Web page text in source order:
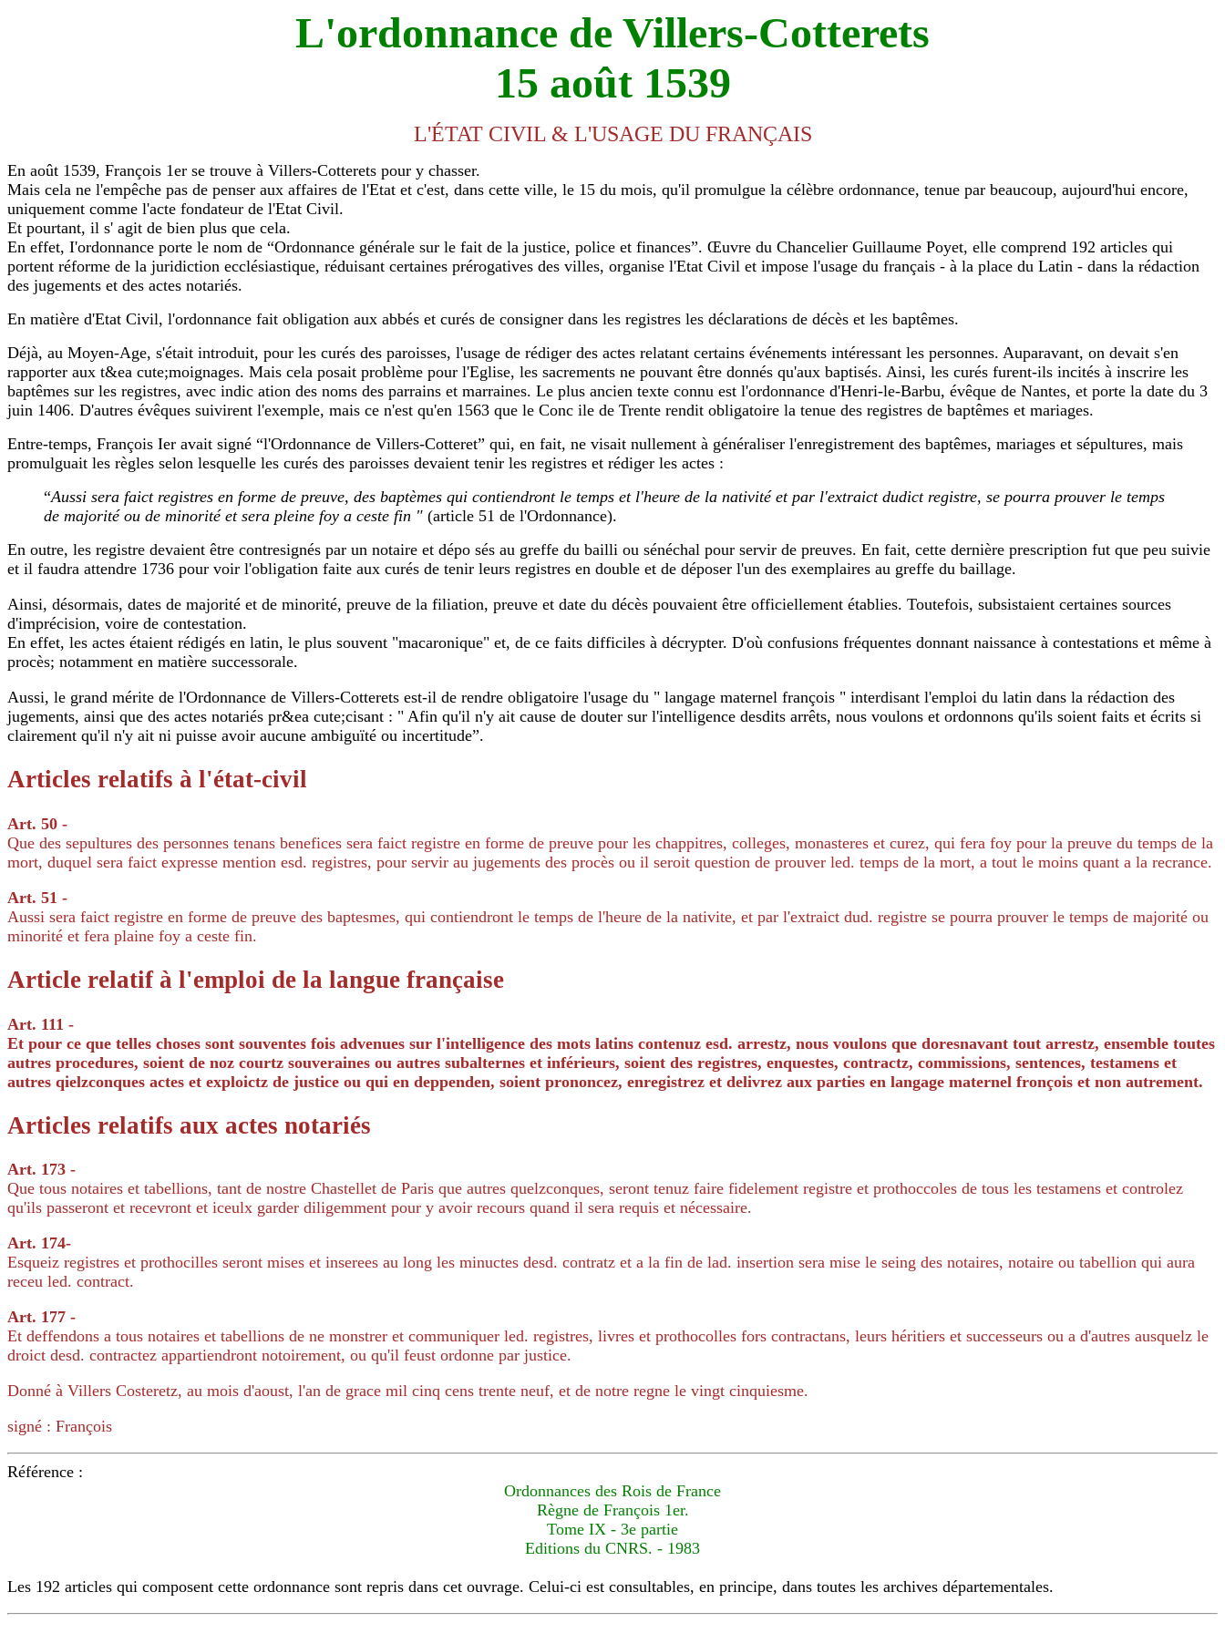
L'ordonnance de Villers-Cotterets
15 août 1539
L'ÉTAT CIVIL & L'USAGE DU FRANÇAIS
En août 1539, François 1er se trouve à Villers-Cotterets pour y chasser.
Mais cela ne l'empêche pas de penser aux affaires de l'Etat et c'est, dans cette ville, le 15 du mois, qu'il promulgue la célèbre ordonnance, tenue par beaucoup, aujourd'hui encore,
uniquement comme l'acte fondateur de l'Etat Civil.
Et pourtant, il s' agit de bien plus que cela.
En effet, I'ordonnance porte le nom de “Ordonnance générale sur le fait de la justice, police et finances”. Œuvre du Chancelier Guillaume Poyet, elle comprend 192 articles qui
portent réforme de la juridiction ecclésiastique, réduisant certaines prérogatives des villes, organise l'Etat Civil et impose l'usage du français - à la place du Latin - dans la rédaction
des jugements et des actes notariés.
En matière d'Etat Civil, l'ordonnance fait obligation aux abbés et curés de consigner dans les registres les déclarations de décès et les baptêmes.
Déjà, au Moyen-Age, s'était introduit, pour les curés des paroisses, l'usage de rédiger des actes relatant certains événements intéressant les personnes. Auparavant, on devait s'en
rapporter aux t&ea cute;moignages. Mais cela posait problème pour l'Eglise, les sacrements ne pouvant être donnés qu'aux baptisés. Ainsi, les curés furent-ils incités à inscrire les
baptêmes sur les registres, avec indic ation des noms des parrains et marraines. Le plus ancien texte connu est l'ordonnance d'Henri-le-Barbu, évêque de Nantes, et porte la date du 3
juin 1406. D'autres évêques suivirent l'exemple, mais ce n'est qu'en 1563 que le Conc ile de Trente rendit obligatoire la tenue des registres de baptêmes et mariages.
Entre-temps, François Ier avait signé “l'Ordonnance de Villers-Cotteret” qui, en fait, ne visait nullement à généraliser l'enregistrement des baptêmes, mariages et sépultures, mais
promulguait les règles selon lesquelle les curés des paroisses devaient tenir les registres et rédiger les actes :
“Aussi sera faict registres en forme de preuve, des baptèmes qui contiendront le temps et l'heure de la nativité et par l'extraict dudict registre, se pourra prouver le temps
de majorité ou de minorité et sera pleine foy a ceste fin " (article 51 de l'Ordonnance).
En outre, les registre devaient être contresignés par un notaire et dépo sés au greffe du bailli ou sénéchal pour servir de preuves. En fait, cette dernière prescription fut que peu suivie
et il faudra attendre 1736 pour voir l'obligation faite aux curés de tenir leurs registres en double et de déposer l'un des exemplaires au greffe du baillage.
Ainsi, désormais, dates de majorité et de minorité, preuve de la filiation, preuve et date du décès pouvaient être officiellement établies. Toutefois, subsistaient certaines sources
d'imprécision, voire de contestation.
En effet, les actes étaient rédigés en latin, le plus souvent "macaronique" et, de ce faits difficiles à décrypter. D'où confusions fréquentes donnant naissance à contestations et même à
procès; notamment en matière successorale.
Aussi, le grand mérite de l'Ordonnance de Villers-Cotterets est-il de rendre obligatoire l'usage du " langage maternel françois " interdisant l'emploi du latin dans la rédaction des
jugements, ainsi que des actes notariés pr&ea cute;cisant : " Afin qu'il n'y ait cause de douter sur l'intelligence desdits arrêts, nous voulons et ordonnons qu'ils soient faits et écrits si
clairement qu'il n'y ait ni puisse avoir aucune ambiguïté ou incertitude”.
Articles relatifs à l'état-civil
Art. 50 -
Que des sepultures des personnes tenans benefices sera faict registre en forme de preuve pour les chappitres, colleges, monasteres et curez, qui fera foy pour la preuve du temps de la
mort, duquel sera faict expresse mention esd. registres, pour servir au jugements des procès ou il seroit question de prouver led. temps de la mort, a tout le moins quant a la recrance.
Art. 51 -
Aussi sera faict registre en forme de preuve des baptesmes, qui contiendront le temps de l'heure de la nativite, et par l'extraict dud. registre se pourra prouver le temps de majorité ou
minorité et fera plaine foy a ceste fin.
Article relatif à l'emploi de la langue française
Art. 111 -
Et pour ce que telles choses sont souventes fois advenues sur l'intelligence des mots latins contenuz esd. arrestz, nous voulons que doresnavant tout arrestz, ensemble toutes
autres procedures, soient de noz courtz souveraines ou autres subalternes et inférieurs, soient des registres, enquestes, contractz, commissions, sentences, testamens et
autres qielzconques actes et exploictz de justice ou qui en deppenden, soient prononcez, enregistrez et delivrez aux parties en langage maternel fronçois et non autrement.
Articles relatifs aux actes notariés
Art. 173 -
Que tous notaires et tabellions, tant de nostre Chastellet de Paris que autres quelzconques, seront tenuz faire fidelement registre et prothoccoles de tous les testamens et controlez
qu'ils passeront et recevront et iceulx garder diligemment pour y avoir recours quand il sera requis et nécessaire.
Art. 174-
Esqueiz registres et prothocilles seront mises et inserees au long les minuctes desd. contratz et a la fin de lad. insertion sera mise le seing des notaires, notaire ou tabellion qui aura
receu led. contract.
Art. 177 -
Et deffendons a tous notaires et tabellions de ne monstrer et communiquer led. registres, livres et prothocolles fors contractans, leurs héritiers et successeurs ou a d'autres ausquelz le
droict desd. contractez appartiendront notoirement, ou qu'il feust ordonne par justice.
Donné à Villers Costeretz, au mois d'aoust, l'an de grace mil cinq cens trente neuf, et de notre regne le vingt cinquiesme.
signé : François
Référence :
Ordonnances des Rois de France
Règne de François 1er.
Tome IX - 3e partie
Editions du CNRS. - 1983
Les 192 articles qui composent cette ordonnance sont repris dans cet ouvrage. Celui-ci est consultables, en principe, dans toutes les archives départementales.